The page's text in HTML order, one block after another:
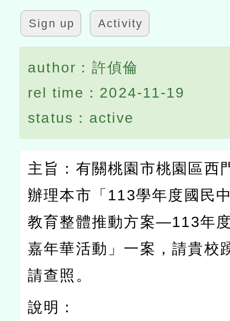
Sign up Activity
author：許偵倫
rel time：2024-11-19
status：active
主旨：有關桃園市桃園區西
辦理本市「 113學年度國民
教育整體推動方案―113年
嘉年華活動」一案，請貴校
請查照。
說明：